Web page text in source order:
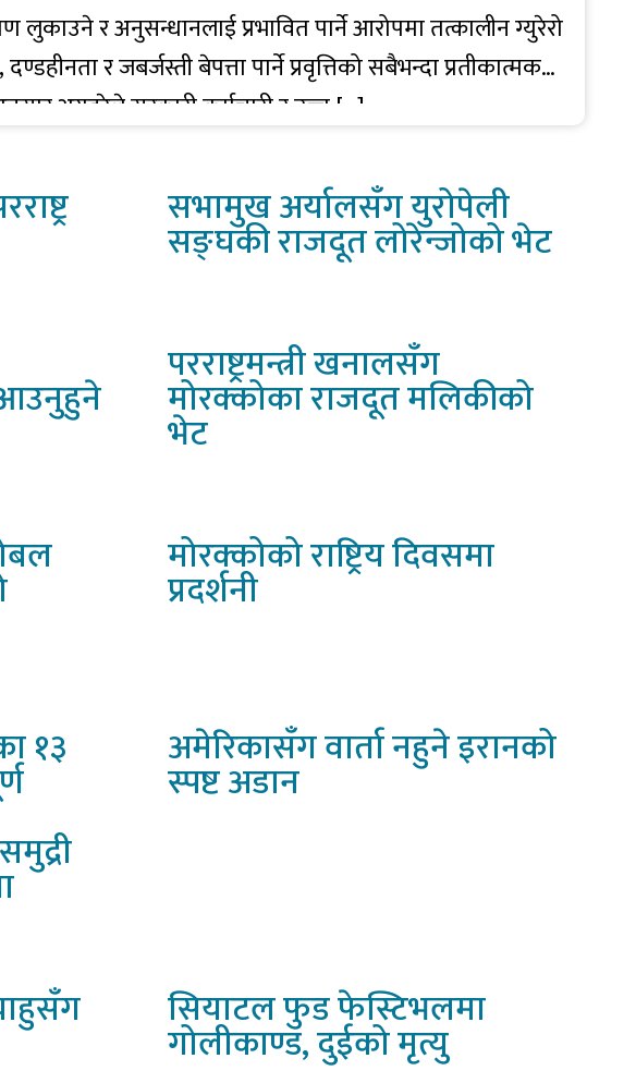
लुकाउने र अनुसन्धानलाई प्रभावित पार्ने आरोपमा तत्कालीन ग्युरेरो
र जबर्जस्ती बेपत्ता पार्ने प्रवृत्तिको सबैभन्दा प्रतीकात्मक
अगुइरेले सरकारी कर्मचारी र उच्च […]
सभामुखअर्यालसँग युरोपेली
सङ्घकी राजदूत लोरेन्जोको भेट
परराष्ट्रमन्त्रीखनालसँग
मोरक्कोका राजदूत मलिकीको
भेट
मोरक्कोकोराष्ट्रिय दिवसमा
प्रदर्शनी
१३ अमेरिकासँगवार्ता नहुने इरानको
स्पष्ट अडान
सियाटलफुड फेस्टिभलमा
गोलीकाण्ड, दुईको मृत्यु